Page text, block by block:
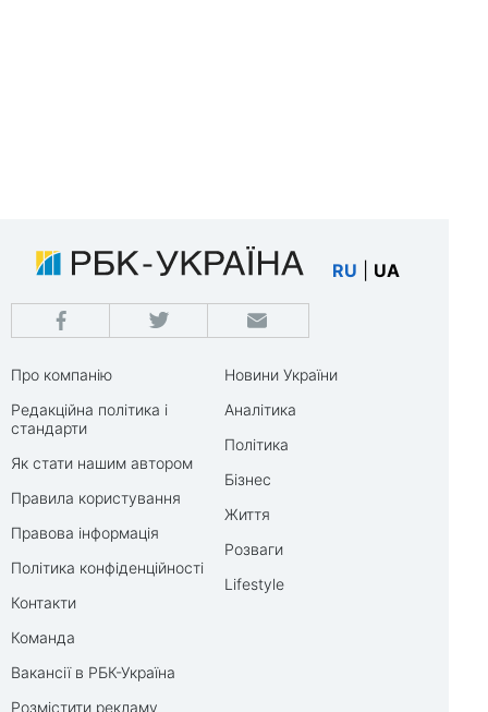
RU UA
Про компанію
Редакційна політика і
стандарти
Як стати нашим автором
Правила користування
Правова інформація
Політика конфіденційності
Контакти
Команда
Вакансії в РБК-Україна
Розмістити рекламу
Новини України
Аналітика
Політика
Бізнес
Життя
Розваги
Lifestyle